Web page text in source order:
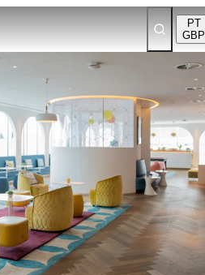
PT
GBP